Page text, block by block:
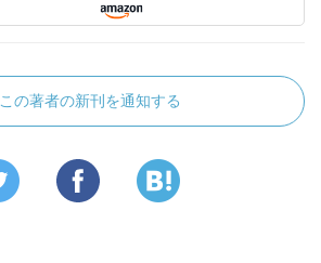
この著者の新刊を通知する